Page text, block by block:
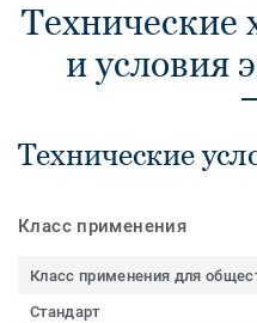
Технические
и условия
Технические
Класс применения
Класс применения для
Стандарт